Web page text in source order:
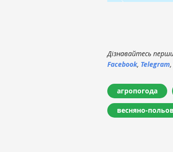
Дізнавайтесь
Facebook, Telegram
агропогода
весняно-